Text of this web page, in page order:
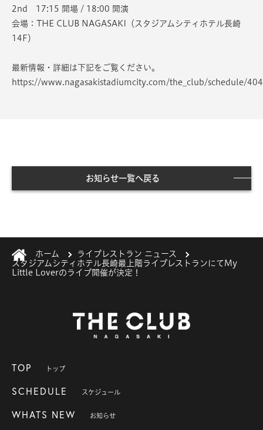
2nd 17:15 開場 / 18:00 開演
会場：THE CLUB NAGASAKI（スタジアムシティホテル長崎
14F）
最新情報・詳細は下記をご覧ください。
https://www.nagasakistadiumcity.com/the_club/schedule/
お知らせ一覧へ戻る
ホーム
ライブレストラン ニュース
スタジアムシティホテル長崎最上階ライブレストランにてMy
Little Loverのライブ開催が決定！
TOP トップ
SCHEDULE スケジュール
WHATS NEW お知らせ